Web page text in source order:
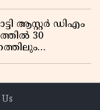
ആസ്റ്റർ ഡിഎം
30